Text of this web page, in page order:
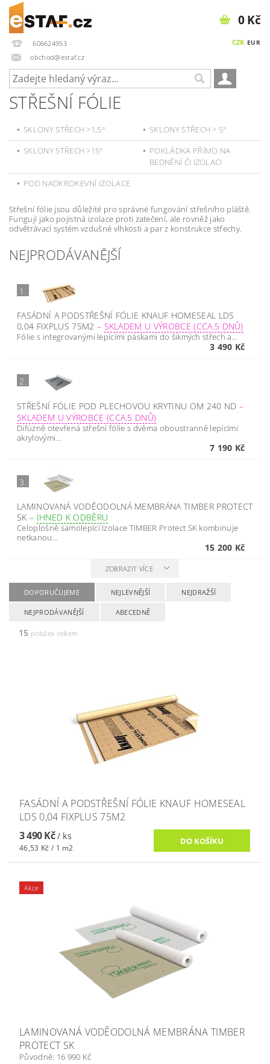
606624953
obchod@estaf.cz
CZK EUR
0 Kč
STŘEŠNÍ FÓLIE
SKLONY STŘECH >1,5°
SKLONY STŘECH > 5°
SKLONY STŘECH >15°
POKLÁDKA PŘÍMO NA
BEDNĚNÍ ČI IZOLACI
POD NADKROKEVNÍ IZOLACE
Střešní fólie jsou důležité pro správné fungování střešního pláště.
Fungují jako pojistná izolace proti zatečení, ale rovněž jako
odvětrávací systém vzdušné vlhkosti a par z konstrukce střechy.
NEJPRODÁVANĚJŠÍ
1.
FASÁDNÍ A PODSTŘEŠNÍ FÓLIE KNAUF HOMESEAL LDS
0,04 FIXPLUS 75M2 – SKLADEM U VÝROBCE (CCA.5 DNŮ)
Fólie s integrovanými lepícími páskami do šikmých střech a...
3 490 Kč
2.
STŘEŠNÍ FÓLIE POD PLECHOVOU KRYTINU OM 240 ND –
SKLADEM U VÝROBCE (CCA.5 DNŮ)
Difúzně otevřená střešní fólie s dvěma oboustranně lepícími
akrylovými...
7 190 Kč
3.
LAMINOVANÁ VODĚODOLNÁ MEMBRÁNA TIMBER PROTECT
SK– IHNED K ODBĚRU
Celoplošně samolepící Izolace TIMBER Protect SK kombinuje
netkanou...
15 200 Kč
ZOBRAZIT VÍCE
DOPORUČUJEME NEJLEVNĚJŠÍ NEJDRAŽŠÍ
NEJPRODÁVANĚJŠÍ ABECEDNĚ
15 položek celkem
FASÁDNÍ A PODSTŘEŠNÍ FÓLIE KNAUF HOMESEAL
LDS 0,04 FIXPLUS 75M2
3 490 Kč/ ks
46,53 Kč / 1 m2
Akce
LAMINOVANÁ VODĚODOLNÁ MEMBRÁNA TIMBER
PROTECT SK
Původně: 16 990 Kč